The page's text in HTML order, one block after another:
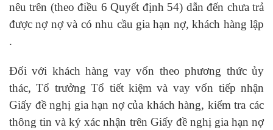
nêu trên (theo điều 6 Quyết định 54) dẫn đến chưa trả
được nợ nợ và có nhu cầu gia hạn nợ, khách hàng lập
.
Đối với khách hàng vay vốn theo phương thức ủy
thác, Tổ trưởng Tổ tiết kiệm và vay vốn tiếp nhận
Giấy đề nghị gia hạn nợ của khách hàng, kiểm tra các
thông tin và ký xác nhận trên Giấy đề nghị gia hạn nợ